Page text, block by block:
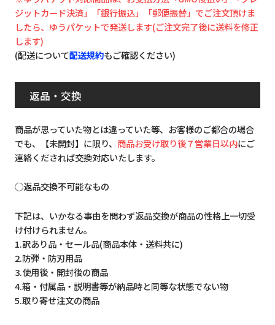
ジットカード決済」「銀行振込」「郵便振替」でご注文頂けま
したら、ゆうパケットで発送します(ご注文完了後に送料を修正
します)
(配送について配送規約もご確認ください)
返品・交換
商品が思っていた物とは違っていた等、お客様のご都合の場合
でも、【未開封】に限り、 商品お受け取り後７営業日以内にご
連絡くだされば交換対応いたします。
◯返品交換不可能なもの
下記は、いかなる事由を問わず返品交換が商品の性格上一切受
け付けられません。
1.訳あり品・セール品(商品本体・送料共に)
2.防弾・防刃用品
3.使用後・開封後の商品
4.箱・付属品・説明書等が納品時と同等な状態でない物
5.取り寄せ注文の商品